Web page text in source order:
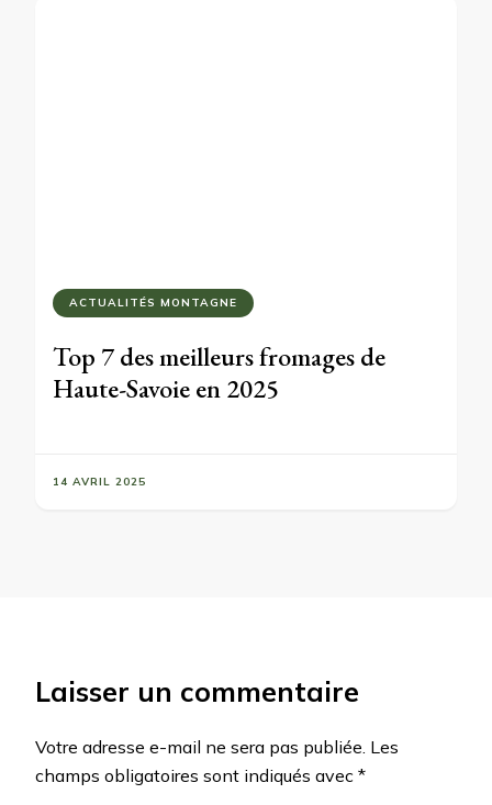
ACTUALITÉS MONTAGNE
Top 7 des meilleurs fromages de
Haute-Savoie en 2025
14 AVRIL 2025
Laisser un commentaire
Votre adresse e-mail ne sera pas publiée. Les
champs obligatoires sont indiqués avec *